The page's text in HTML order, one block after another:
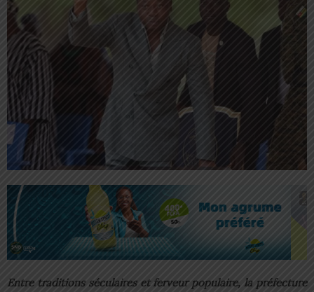
Entre traditions séculaires et ferveur populaire, la préfecture